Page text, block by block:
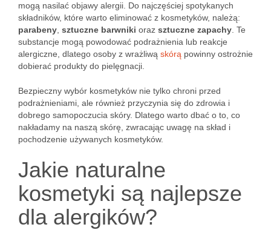
mogą nasilać objawy alergii. Do najczęściej spotykanych
składników, które warto eliminować z kosmetyków, należą:
parabeny sztuczne barwniki oraz sztuczne zapachy . Te
substancje mogą powodować podrażnienia lub reakcje
alergiczne, dlatego osoby z wrażliwą skórą powinny ostrożnie
dobierać produkty do pielęgnacji.
Bezpieczny wybór kosmetyków nie tylko chroni przed
podrażnieniami, ale również przyczynia się do zdrowia i
dobrego samopoczucia skóry. Dlatego warto dbać o to, co
nakładamy na naszą skórę, zwracając uwagę na skład i
pochodzenie używanych kosmetyków.
Jakie naturalne
kosmetyki są najlepsze
dla alergików?